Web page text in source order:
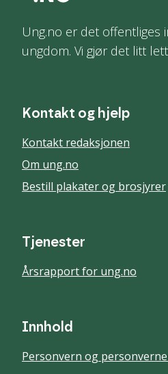
Ung.no er det offentliges
ungdom. Vi gjør det litt
Kontakt og hjelp
Kontakt redaksjonen
Om ung.no
Bestill plakater og brosjyrer
Tjenester
Årsrapport for ung.no
Innhold
Personvern og